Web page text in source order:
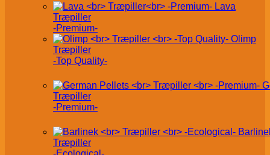
Lava
Træpiller
-Premium-
Olimp
Træpiller
-Top Quality-
Træpiller
-Premium-
Træpiller